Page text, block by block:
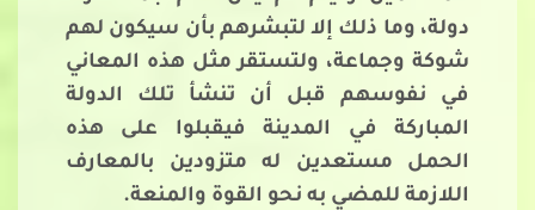
دولة، وما ذلك إلا لتبشرهم بأن سيكون لهم
شوكة وجماعة، ولتستقر مثل هذه المعاني
في نفوسهم قبل أن تنشأ تلك الدولة
المباركة في المدينة فيقبلوا على هذه
الحمل مستعدين له متزودين بالمعارف
اللازمة للمضي به نحو القوة والمنعة.